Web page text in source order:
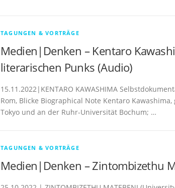
TAGUNGEN & VORTRÄGE
Medien|Denken – Kentaro
literarischen Punks (Audio)
15.11.2022|KENTARO KAWASHIMA
Rom, Blicke Biographical Note Kentaro
Tokyo und an der Ruhr-Universität Bochum; …
TAGUNGEN & VORTRÄGE
Medien|Denken – Zintombizethu